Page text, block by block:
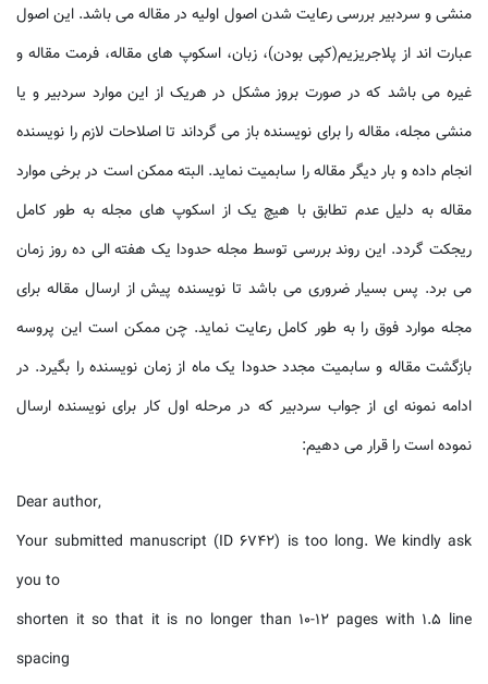
منشی و سردبیر بررسی رعایت شدن اصول اولیه در مقاله می باشد. این اصول
عبارت اند از پلاجریزیم(کپی بودن)، زبان، اسکوپ های مقاله، فرمت مقاله و
غیره می باشد که در صورت بروز مشکل در هریک از این موارد سردبیر و یا
منشی مجله، مقاله را برای نویسنده باز می گرداند تا اصلاحات لازم را نویسنده
انجام داده و بار دیگر مقاله را سابمیت نماید. البته ممکن است در برخی موارد
مقاله به دلیل عدم تطابق با هیچ یک از اسکوپ های مجله به طور کامل
ریجکت گردد. این روند بررسی توسط مجله حدودا یک هفته الی ده روز زمان
می برد. پس بسیار ضروری می باشد تا نویسنده پیش از ارسال مقاله برای
مجله موارد فوق را به طور کامل رعایت نماید. چن ممکن است این پروسه
بازگشت مقاله و سابمیت مجدد حدودا یک ماه از زمان نویسنده را بگیرد. در
ادامه نمونه ای از جواب سردبیر که در مرحله اول کار برای نویسنده ارسال
نموده است را قرار می دهیم:
Dear author,
Your submitted manuscript (ID 6742) is too long. We kindly ask
you to
shorten it so that it is no longer than 10-12 pages with 1.5 line
spacing